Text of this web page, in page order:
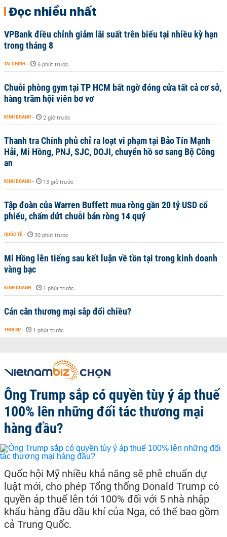
Đọc nhiều nhất
VPBank điều chỉnh giảm lãi suất trên biểu tại nhiều kỳ hạn
trong tháng 8
TÀI CHÍNH - 6 phút trước
Chuỗi phòng gym tại TP HCM bất ngờ đóng cửa tất cả cơ sở,
hàng trăm hội viên bơ vơ
KINH DOANH - 2 giờ trước
Thanh tra Chính phủ chỉ ra loạt vi phạm tại Bảo Tín Mạnh
Hải, Mi Hồng, PNJ, SJC, DOJI, chuyển hồ sơ sang Bộ Công
an
KINH DOANH - 13 giờ trước
Tập đoàn của Warren Buffett mua ròng gần 20 tỷ USD cổ
phiếu, chấm dứt chuỗi bán ròng 14 quý
QUỐC TẾ - 30 phút trước
Mi Hồng lên tiếng sau kết luận về tồn tại trong kinh doanh
vàng bạc
KINH DOANH - 1 phút trước
Cán cân thương mại sắp đổi chiều?
THỜI SỰ - 1 phút trước
Ông Trump sắp có quyền tùy ý áp thuế
100% lên những đối tác thương mại
hàng đầu?
Quốc hội Mỹ nhiều khả năng sẽ phê chuẩn dự
luật mới, cho phép Tổng thống Donald Trump có
quyền áp thuế lên tới 100% đối với 5 nhà nhập
khẩu hàng đầu dầu khí của Nga, có thể bao gồm
cả Trung Quốc.